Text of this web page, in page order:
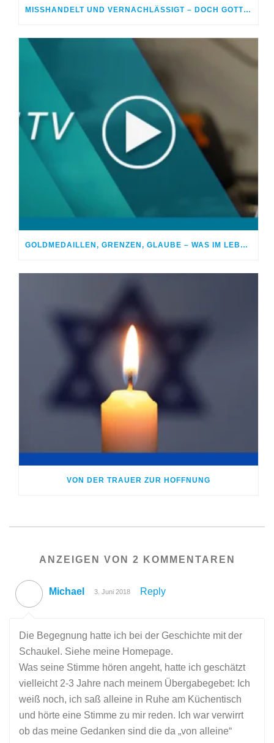
MISSHANDELT UND VERNACHLÄSSIGT – DOCH GOTT HEILTE MEINE WUNDEN
GOLDMEDAILLEN, GRENZEN, GLAUBE – WAS IM LEBEN WIRKLICH ZÄHLT
VON DER TRAUER ZUR HOFFNUNG
ANZEIGEN VON 2 KOMMENTAREN
Michael 3. Juni 2018 Reply
Die Begegnung hatte ich bei der Geschichte mit der
Schaukel. Siehe meine Homepage.
Was seine Stimme hören angeht, hatte ich geschätzt
vielleicht 2-3 Jahre nach meinem Übergabegebet: Ich
weiß noch, ich saß alleine in Ruhe am Küchentisch
und hörte eine Stimme zu mir reden. Ich war verwirrt
ob das meine Gedanken sind die da „von alleine“